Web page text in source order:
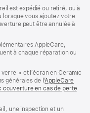
est expédié ou retiré, ou à
lorsque vous ajoutez votre
peut être annulée à
AppleCare,
à chaque réparation ou
» et l’écran en Ceramic
générales de l’AppleCare
couverture en cas de perte
une inspection et un